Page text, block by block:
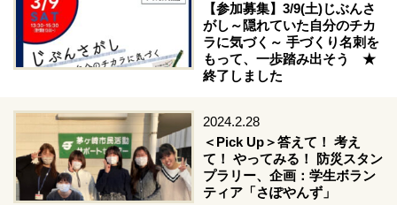
【参加募集】3/9(土)じぶんさ
がし～隠れていた自分のチカ
ラに気づく～ 手づくり名刺を
もって、一歩踏み出そう ★
終了しました
2024.2.28
＜Pick Up＞答えて！ 考え
て！ やってみる！ 防災スタン
プラリー、企画：学生ボラン
ティア「さぽやんず」